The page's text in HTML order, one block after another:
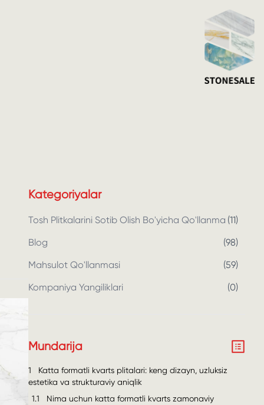
Kategoriyalar
Tosh Plitkalarini Sotib Olish Bo'yicha Qo'llanma (11)
Blog
(98)
Mahsulot Qo'llanmasi
(59)
Kompaniya Yangiliklari
(0)
Mundarija
1
Katta formatli kvarts plitalari: keng dizayn, uzluksiz
estetika va strukturaviy aniqlik
1.1
Nima uchun katta formatli kvarts zamonaviy